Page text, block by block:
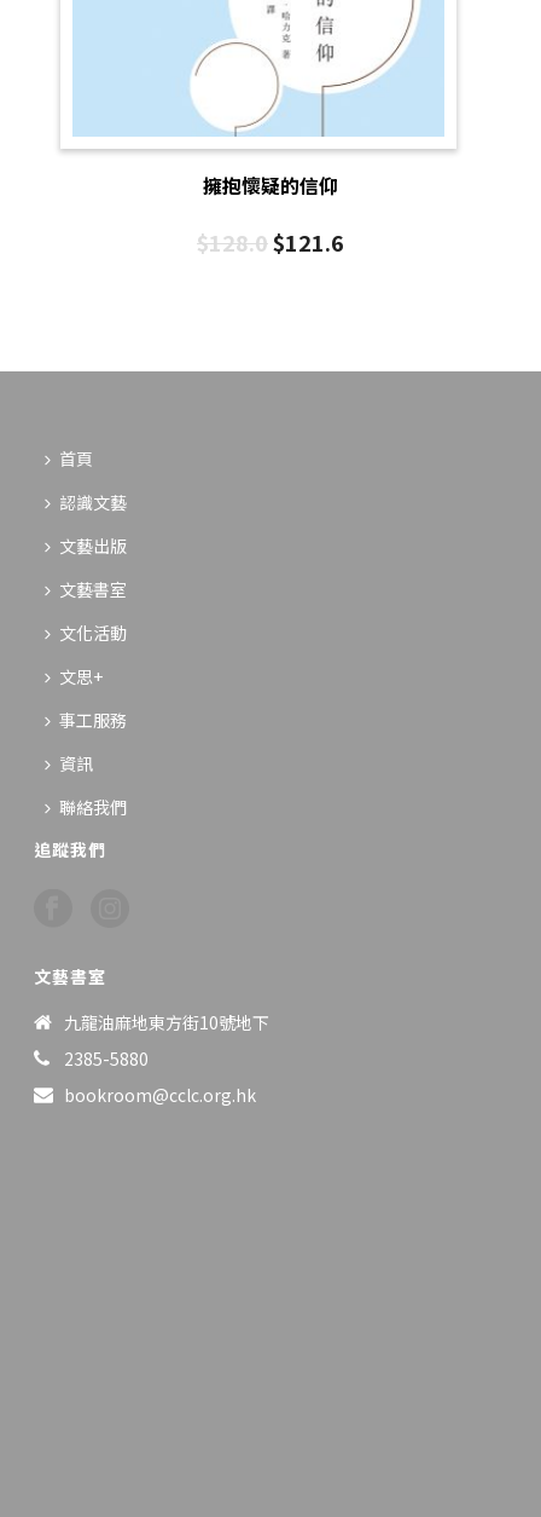
擁抱懷疑的信仰
$128.0$121.6
首頁
認識文藝
文藝出版
文藝書室
文化活動
文思+
事工服務
資訊
聯絡我們
追蹤我們
文藝書室
九龍油麻地東方街10號地下
2385-5880
bookroom@cclc.org.hk